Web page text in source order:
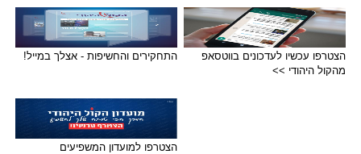
הצטרפו עכשיו לעדכונים בווטסאפ
מהקול היהודי >>
התחקירים והחשיפות - אצלך במייל!
הצטרפו למועדון המשפיעים